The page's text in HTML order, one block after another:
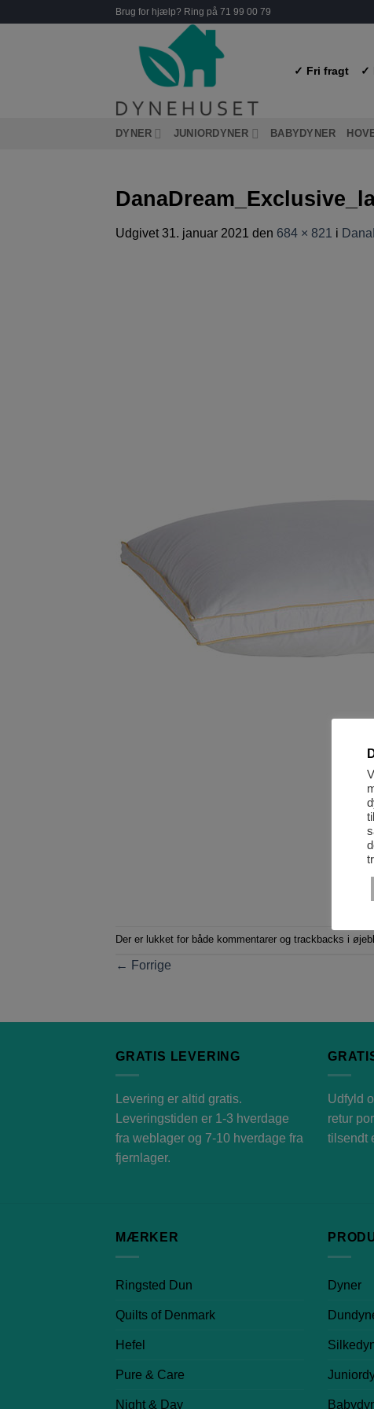
Brug for hjælp? Ring på 71 99 00 79
✓ Fri fragt ✓
DYNER JUNIORDYNER BABYDYNER
Udgivet31. januar 2021 den 684 × 821 i
Der er lukket for både kommentarer og trackbacks i
← Forrige
GRATIS LEVERING
Levering er altid gratis.
Leveringstiden er 1-3 hverdage
fra weblager og 7-10 hverdage fra
fjernlager.
Udfyld
retur
tilsendt
MÆRKER
Ringsted Dun
Quilts of Denmark
Hefel
Pure & Care
Night & Day
Dyner